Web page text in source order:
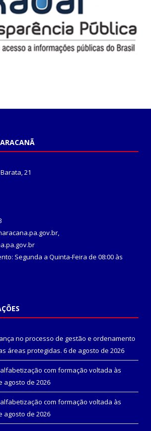
21
Segunda a Quinta-Feira de 08:00 às
no processo de gestão e ordenamento
áreas protegidas. 6 de agosto de 2026
com formação voltada às
agosto de 2026
com formação voltada às
agosto de 2026